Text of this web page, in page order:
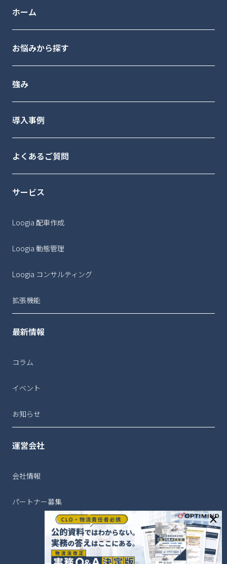
ホーム
お悩みから探す
強み
導入事例
よくあるご質問
サービス
Loogia 配車作成
Loogia 動態管理
Loogia コンサルティング
拡張機能
最新情報
コラム
イベント
お知らせ
運営会社
会社情報
パートナー募集